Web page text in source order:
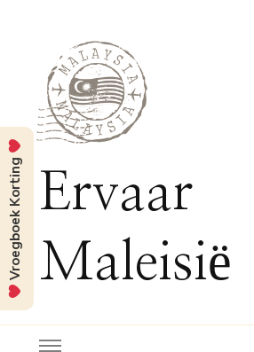
Ervaar
Maleisië
Vroegboek Korting